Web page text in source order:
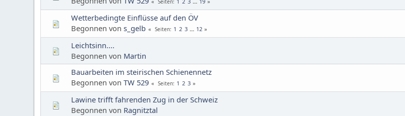
Wetterbedingte Einflüsse auf den ÖV
Begonnen vons_gelb Seiten 1 2 3 ... 12
Leichtsinn....
Begonnen von Martin
Bauarbeiten im steirischen Schienennetz
Begonnen vonTW 529 Seiten 1 2 3
Lawine trifft fahrenden Zug in der Schweiz
Begonnen von Ragnitztal